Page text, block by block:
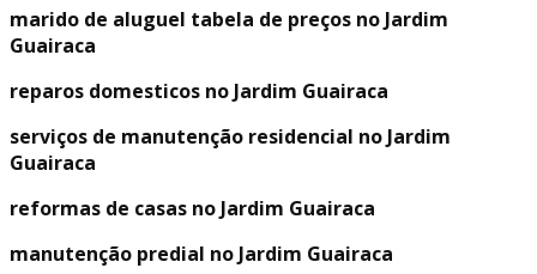
marido de aluguel tabela de preços no Jardim
Guairaca
reparos domesticos no Jardim Guairaca
serviços de manutenção residencial no Jardim
Guairaca
reformas de casas no Jardim Guairaca
manutenção predial no Jardim Guairaca